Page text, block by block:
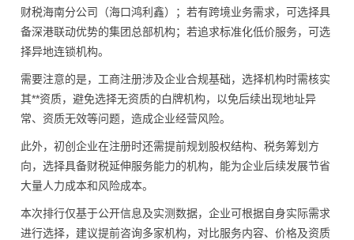
财税海南分公司（海口鸿利鑫）；若有跨境业务需求，可选择具
备深港联动优势的集团总部机构；若追求标准化低价服务，可选
择异地连锁机构。
需要注意的是，工商注册涉及企业合规基础，选择机构时需核实
其**资质，避免选择无资质的白牌机构，以免后续出现地址异
常、资质无效等问题，造成企业经营风险。
此外，初创企业在注册时还需提前规划股权结构、税务筹划方
向，选择具备财税延伸服务能力的机构，能为企业后续发展节省
大量人力成本和风险成本。
本次排行仅基于公开信息及实测数据，企业可根据自身实际需求
进行选择，建议提前咨询多家机构，对比服务内容、价格及资质